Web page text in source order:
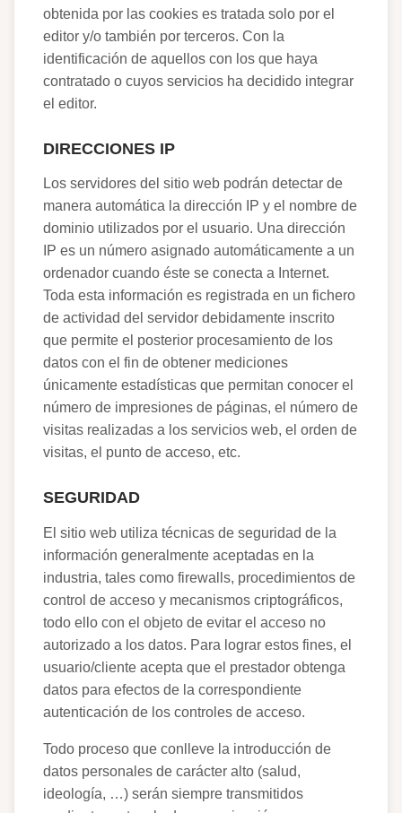
obtenida por las cookies es tratada solo por el
editor y/o también por terceros. Con la
identificación de aquellos con los que haya
contratado o cuyos servicios ha decidido integrar
el editor.
DIRECCIONES IP
Los servidores del sitio web podrán detectar de
manera automática la dirección IP y el nombre de
dominio utilizados por el usuario. Una dirección
IP es un número asignado automáticamente a un
ordenador cuando éste se conecta a Internet.
Toda esta información es registrada en un fichero
de actividad del servidor debidamente inscrito
que permite el posterior procesamiento de los
datos con el fin de obtener mediciones
únicamente estadísticas que permitan conocer el
número de impresiones de páginas, el número de
visitas realizadas a los servicios web, el orden de
visitas, el punto de acceso, etc.
SEGURIDAD
El sitio web utiliza técnicas de seguridad de la
información generalmente aceptadas en la
industria, tales como firewalls, procedimientos de
control de acceso y mecanismos criptográficos,
todo ello con el objeto de evitar el acceso no
autorizado a los datos. Para lograr estos fines, el
usuario/cliente acepta que el prestador obtenga
datos para efectos de la correspondiente
autenticación de los controles de acceso.
Todo proceso que conlleve la introducción de
datos personales de carácter alto (salud,
ideología, …) serán siempre transmitidos